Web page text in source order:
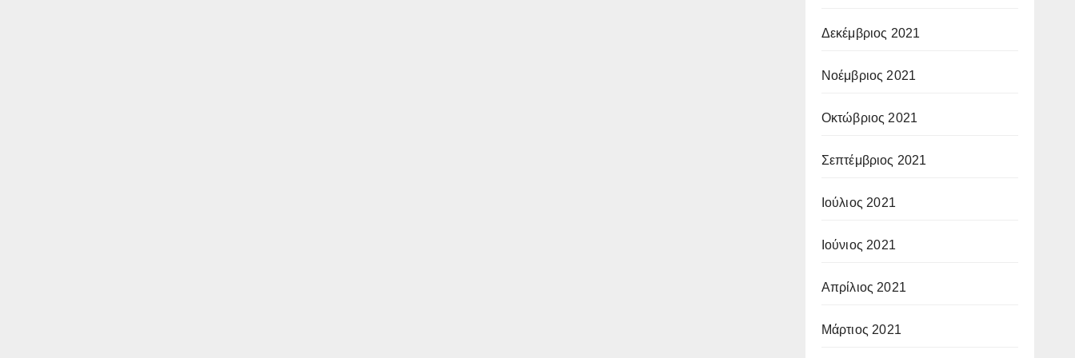
Δεκέμβριος 2021
Νοέμβριος 2021
Οκτώβριος 2021
Σεπτέμβριος 2021
Ιούλιος 2021
Ιούνιος 2021
Απρίλιος 2021
Μάρτιος 2021